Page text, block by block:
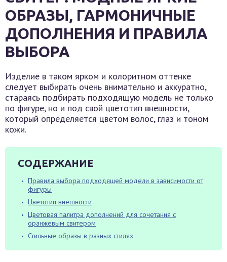
ОБРАЗЫ, ГАРМОНИЧНЫЕ
ДОПОЛНЕНИЯ И ПРАВИЛА
ВЫБОРА
Изделие в таком ярком и колоритном оттенке
следует выбирать очень внимательно и аккуратно,
стараясь подбирать подходящую модель не только
по фигуре, но и под свой цветотип внешности,
который определяется цветом волос, глаз и тоном
кожи.
СОДЕРЖАНИЕ
Правила выбора подходящей модели в зависимости от
фигуры
Цветотип внешности
Цветовая палитра дополнений для сочетания с
оранжевым свитером
Стильные образы в разных стилях